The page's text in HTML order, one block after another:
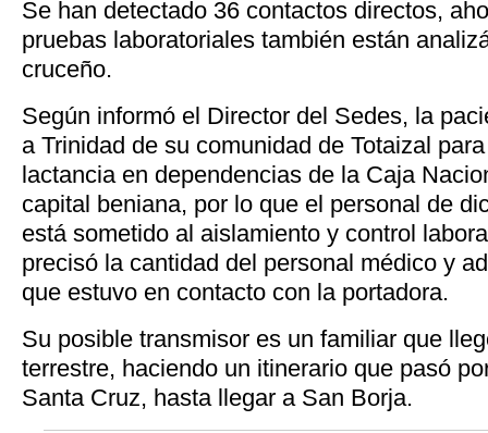
Se han detectado 36 contactos directos,
pruebas laboratoriales también están
cruceño.
Según informó el Director del Sedes, la
a Trinidad de su comunidad de Totaizal
lactancia en dependencias de la Caja
capital beniana, por lo que el personal de
está sometido al aislamiento y control
precisó la cantidad del personal médico y
que estuvo en contacto con la portadora.
Su posible transmisor es un familiar que
terrestre, haciendo un itinerario que pasó
Santa Cruz, hasta llegar a San Borja.